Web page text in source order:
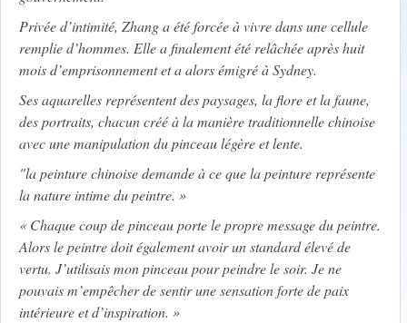
Privée d’intimité, Zhang a été forcée à vivre dans une cellule
remplie d’hommes. Elle a finalement été relâchée après huit
mois d’emprisonnement et a alors émigré à Sydney.
Ses aquarelles représentent des paysages, la flore et la faune,
des portraits, chacun créé à la manière traditionnelle chinoise
avec une manipulation du pinceau légère et lente.
"la peinture chinoise demande à ce que la peinture représente
la nature intime du peintre. »
« Chaque coup de pinceau porte le propre message du peintre.
Alors le peintre doit également avoir un standard élevé de
vertu. J’utilisais mon pinceau pour peindre le soir. Je ne
pouvais m’empêcher de sentir une sensation forte de paix
intérieure et d’inspiration. »